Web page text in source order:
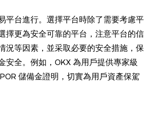
平台進行。選擇平台時除了需要考慮平
擇更為安全可靠的平台，注意平台的信
況等因素，並采取必要的安全措施，保
安全。例如，OKX 為用戶提供專家級
儲備金證明，切實為用戶資產保駕